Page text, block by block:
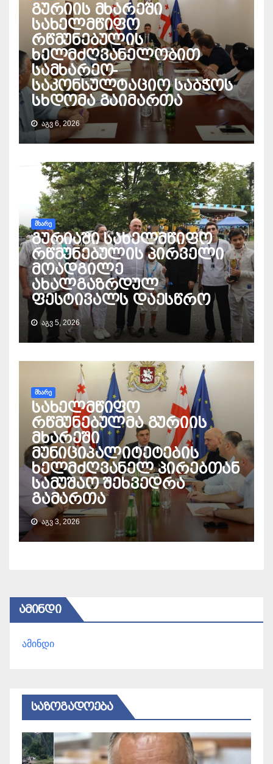
გურიის მხარეში
სახელმწიფო
რწმუნებულის
ხელმძღვანელობით
სამხარეო-
საკონსულტაციო საბჭოს
სხდომა გაიმართა
ᲐᲒᲕ 6, 2026
ᲛᲮᲐᲠᲔ
გურიაში სახელმწიფო
რწმუნებულის პირველი
მოადგილე
ახალგაზრდულ
ფესტივალს დაესწრო
ᲐᲒᲕ 5, 2026
ᲛᲮᲐᲠᲔ
სახელმწიფო
რწმუნებულმა გურიის
მხარეში
მუნიციპალიტეტების
ხელმძღვანელ პირებთან
სამუშაო შეხვედრა
გამართა
ᲐᲒᲕ 3, 2026
ᲐᲛᲘᲜᲓᲘ
ამინდი
ᲡᲐᲖᲝᲒᲐᲓᲝᲔᲑᲐ